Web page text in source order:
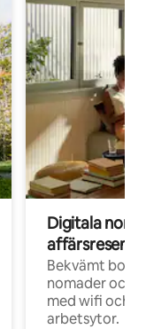
Digitala
Bekvämt
nomader och
med wifi och
arbetsytor.